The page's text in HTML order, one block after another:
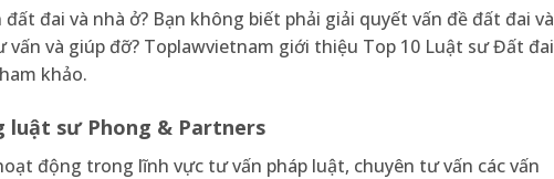
đai và nhà ở? Bạn không biết phải giải quyết vấn đề đất đai và
và giúp đỡ? Toplawvietnam giới thiệu Top 10 Luật sư Đất đai
khảo.
luật sư Phong & Partners
động trong lĩnh vực tư vấn pháp luật, chuyên tư vấn các vấn